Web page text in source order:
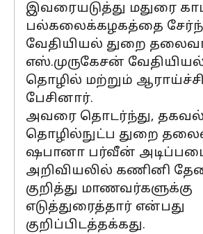
இவரையடுத்து மதுரை
பல்கலைக்கழகத்தை
வேதியியல் துறை
எஸ்.முருகேசன்
தொழில் மற்றும் ஆராய்ச்சி
பேசினார்.
அவரை தொடர்ந்து, தகவல்
தொழில்நுட்ப துறை
ஷபானா பர்வீன்
அறிவியலில் கணினி
குறித்து மாணவர்களுக்கு
எடுத்துரைத்தார் என்பது
குறிப்பிடத்தக்கது.